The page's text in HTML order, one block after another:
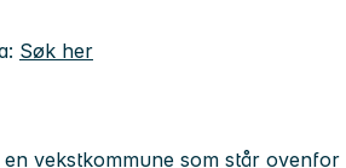
Søk her
vekstkommune som står ovenfor